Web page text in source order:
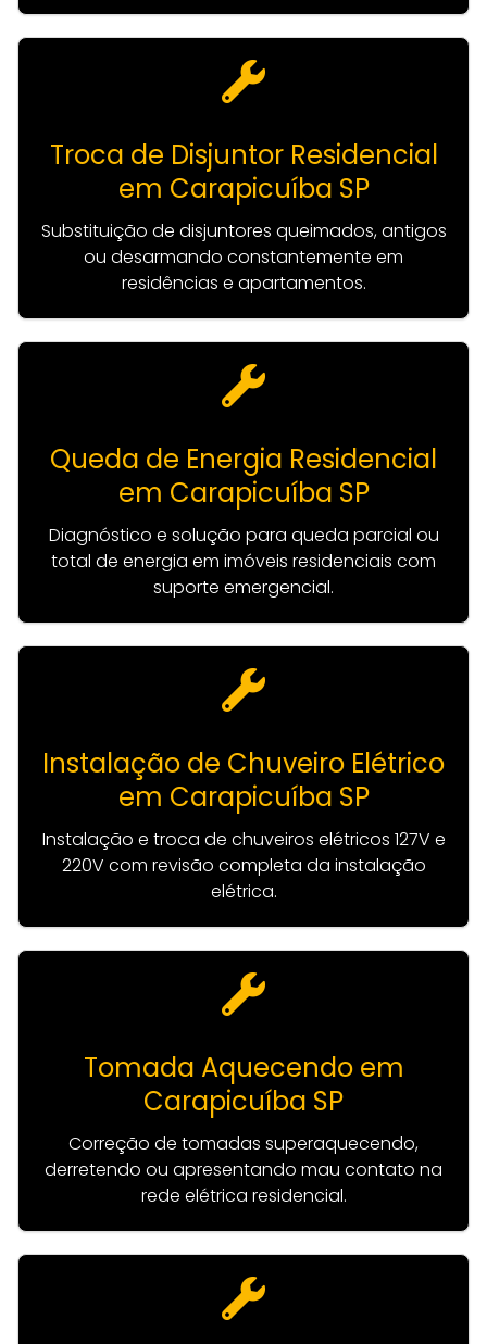
Troca de Disjuntor Residencial
em Carapicuíba SP
Substituição de disjuntores queimados, antigos
ou desarmando constantemente em
residências e apartamentos.
Queda de Energia Residencial
em Carapicuíba SP
Diagnóstico e solução para queda parcial ou
total de energia em imóveis residenciais com
suporte emergencial.
Instalação de Chuveiro Elétrico
em Carapicuíba SP
Instalação e troca de chuveiros elétricos 127V e
220V com revisão completa da instalação
elétrica.
Tomada Aquecendo em
Carapicuíba SP
Correção de tomadas superaquecendo,
derretendo ou apresentando mau contato na
rede elétrica residencial.